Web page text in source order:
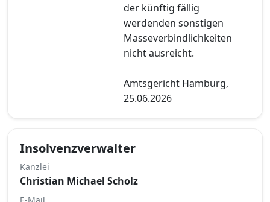
der künftig fällig
werdenden sonstigen
Masseverbindlichkeiten
nicht ausreicht.
Amtsgericht Hamburg,
25.06.2026
Insolvenzverwalter
Kanzlei
Christian Michael Scholz
E-Mail